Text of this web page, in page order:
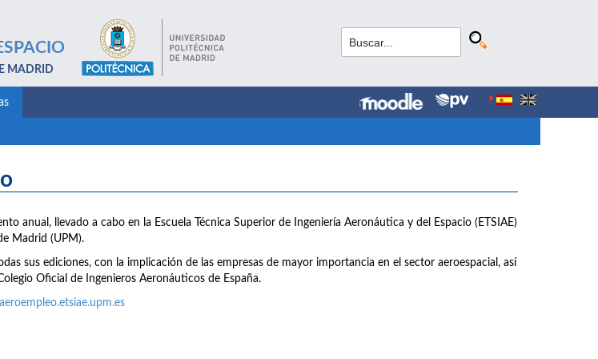
MADRID
anual, llevado a cabo en la Escuela Técnica Superior de Ingeniería Aeronáutica y del Espacio (ETSIAE)
Madrid (UPM).
sus ediciones, con la implicación de las empresas de mayor importancia en el sector aeroespacial, así
Oficial de Ingenieros Aeronáuticos de España.